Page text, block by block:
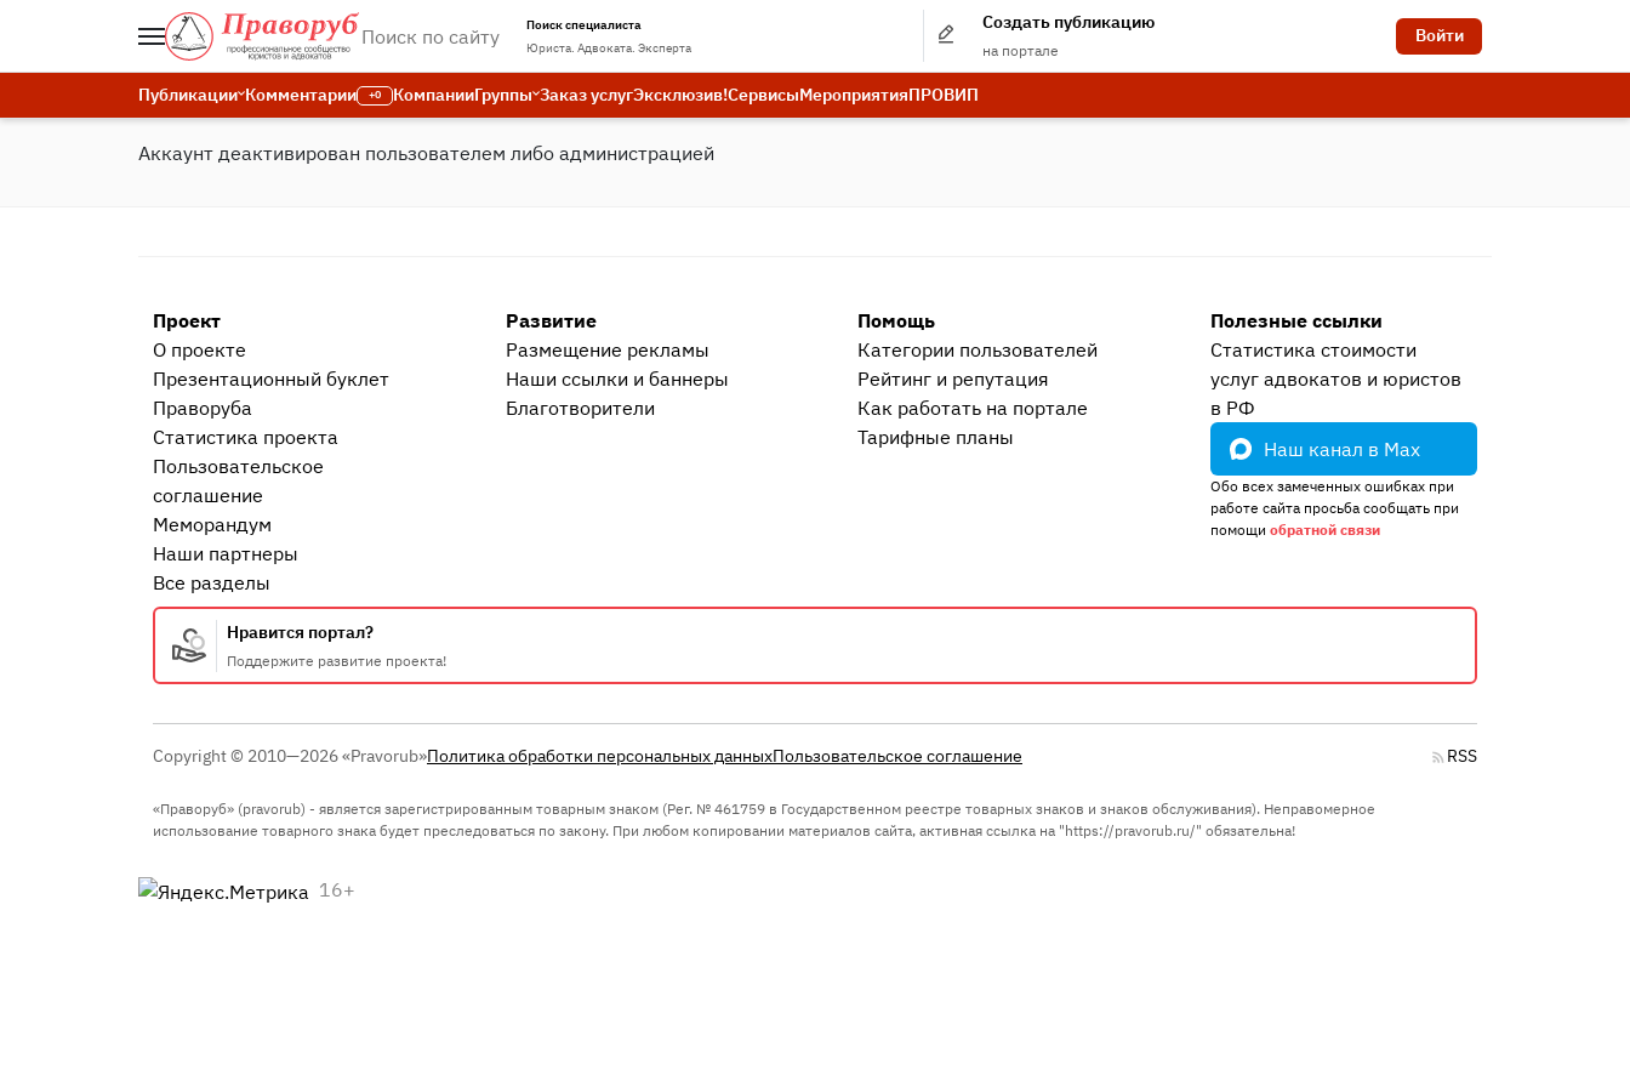
Поиск специалиста
Юриста. Адвоката. Эксперта
Создать публикацию
на портале
Войти
Публикации Комментарии +0 КомпанииГруппы Заказ услугЭксклюзив!СервисыМероприятияПРОВИП
Аккаунт деактивирован пользователем либо администрацией
Проект
О проекте
Презентационный букл​ет
Праворуба
Статистика проекта
Пользовательское
соглашение
Меморандум
Наши партнеры
Все разделы
Развитие
Размещение рекламы
Наши ссылки и баннеры
Благотворители
Помощь
Категории пользователей
Рейтинг и репутация
Как работать на портале
Тарифные планы
Полезные ссылки
Статистика стоимости
услуг адвокатов и юристов
в РФ
Наш канал в Max
Обо всех замеченных ошибках при
работе сайта просьба сообщать при
помощи обратной связи
Нравится портал?
Поддержите развитие проекта!
Copyright © 2010—2026 «Pravorub»Политика обработки персональных данныхПользовательское соглашение RSS
«Праворуб» (pravorub) - является зарегистрированным товарным знаком (Рег. № 461759 в Государственном реестре товарных знаков и знаков обслуживания). Неправомерное
использование товарного знака будет преследоваться по закону. При любом копировании материалов сайта, активная ссылка на "https://pravorub.ru/" обязательна!
16+